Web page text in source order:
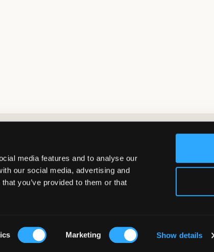
media features and to analyse our
our social media, advertising and
you’ve provided to them or that
Marketing Show details
Brand Store AB